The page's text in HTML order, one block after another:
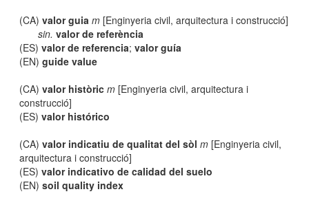
(CA)valor guia m [Enginyeria civil, arquitectura i construcció]
sin. valor de referència
(ES)valor de referencia;valor guía
(EN)guide value
(CA)valor històric m [Enginyeria civil, arquitectura i
construcció]
(ES)valor histórico
(CA)valor indicatiu de qualitat del sòl m [Enginyeria civil,
arquitectura i construcció]
(ES)valor indicativo de calidad del suelo
(EN)soil quality index